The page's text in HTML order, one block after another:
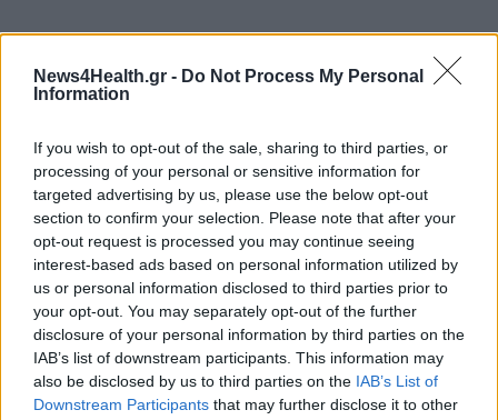
News4Health.gr - Do Not Process My Personal
Information
If you wish to opt-out of the sale, sharing to third parties, or
processing of your personal or sensitive information for
targeted advertising by us, please use the below opt-out
section to confirm your selection. Please note that after your
opt-out request is processed you may continue seeing
interest-based ads based on personal information utilized by
us or personal information disclosed to third parties prior to
your opt-out. You may separately opt-out of the further
disclosure of your personal information by third parties on the
IAB’s list of downstream participants. This information may
also be disclosed by us to third parties on the IAB’s List of
Downstream Participants that may further disclose it to other
ΙΑΤΡΙΚΟΣ ΣΥΛΛΟΓΟΣ ΑΘΗΝΩΝ
ΠΡΟΣΩΠΙΚΟΣ ΙΑΤΡΟΣ ΠΑΙΔΙΑΤΡΟΙ ΕΟΠΥΥ
ΠΕΡΙΣΣΟΤΕΡΑ ΣΤΗΝ ΙΔΙΑ ΚΑΤΗΓΟΡΙΑ